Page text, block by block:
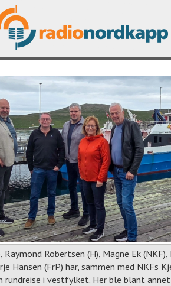
Raymond Robertsen (H), Magne Ek
Hansen (FrP) har, sammen med NKFs
rundreise i vestfylket. Her ble blant